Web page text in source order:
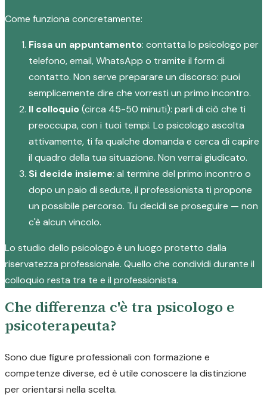
Come funziona concretamente:
Fissa un appuntamento: contatta lo psicologo per
telefono, email, WhatsApp o tramite il form di
contatto. Non serve preparare un discorso: puoi
semplicemente dire che vorresti un primo incontro.
Il colloquio(circa 45-50 minuti): parli di ciò che ti
preoccupa, con i tuoi tempi. Lo psicologo ascolta
attivamente, ti fa qualche domanda e cerca di capire
il quadro della tua situazione. Non verrai giudicato.
Si decide insieme: al termine del primo incontro o
dopo un paio di sedute, il professionista ti propone
un possibile percorso. Tu decidi se proseguire — non
c'è alcun vincolo.
Lo studio dello psicologo è un luogo protetto dalla
riservatezza professionale. Quello che condividi durante il
colloquio resta tra te e il professionista.
Che differenza c'è tra psicologo e
psicoterapeuta?
Sono due figure professionali con formazione e
competenze diverse, ed è utile conoscere la distinzione
per orientarsi nella scelta.